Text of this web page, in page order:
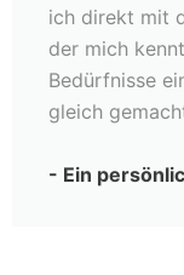
ich direkt mit
der mich
Bedürfnisse
gleich
- Ein